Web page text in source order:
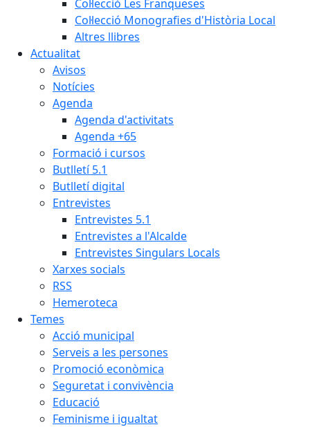
Col·lecció Les Franqueses
Col·lecció Monografies d'Història Local
Altres llibres
Actualitat
Avisos
Notícies
Agenda
Agenda d'activitats
Agenda +65
Formació i cursos
Butlletí 5.1
Butlletí digital
Entrevistes
Entrevistes 5.1
Entrevistes a l'Alcalde
Entrevistes Singulars Locals
Xarxes socials
RSS
Hemeroteca
Temes
Acció municipal
Serveis a les persones
Promoció econòmica
Seguretat i convivència
Educació
Feminisme i igualtat